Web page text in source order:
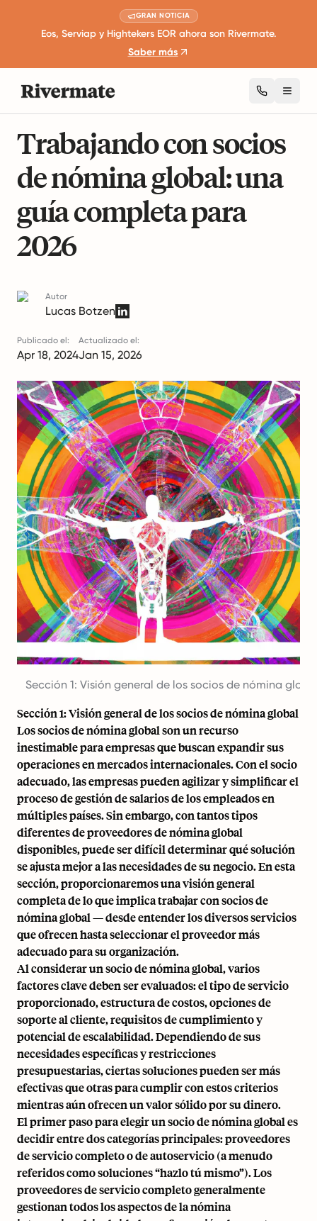
GRAN NOTICIA
Eos, Serviap y Hightekers EOR ahora son Rivermate.
Saber más
Trabajando con socios
de nómina global: una
guía completa para
2026
Autor
Lucas Botzen
Publicado el:
Apr 18, 2024
Actualizado el:
Jan 15, 2026
Sección 1: Visión general de los socios de nómina
Sección 1: Visión general de los socios de nómina global
Los socios de nómina global son un recurso
inestimable para empresas que buscan expandir sus
operaciones en mercados internacionales. Con el socio
adecuado, las empresas pueden agilizar y simplificar el
proceso de gestión de salarios de los empleados en
múltiples países. Sin embargo, con tantos tipos
diferentes de proveedores de nómina global
disponibles, puede ser difícil determinar qué solución
se ajusta mejor a las necesidades de su negocio. En esta
sección, proporcionaremos una visión general
completa de lo que implica trabajar con socios de
nómina global — desde entenderlos diversos servicios
que ofrecenhasta seleccionar el proveedor más
adecuado para su organización.
Al considerar un socio de nómina global, varios
factores clavedeben ser evaluados: el tipo de servicio
proporcionado, estructura de costos, opciones de
soporte al cliente, requisitos de cumplimiento y
potencial de escalabilidad. Dependiendo de sus
necesidades específicas y restricciones
presupuestarias, ciertas soluciones pueden ser más
efectivas que otras para cumplir con estos criterios
mientras aún ofrecen un valor sólido por su dinero.
El primer paso para elegir un socio de nómina global es
decidir entre dos categorías principales: proveedores
de servicio completo o de autoservicio (a menudo
referidos como soluciones “hazlo tú mismo”). Los
proveedores de servicio completo generalmente
gestionan todos los aspectos de la nómina